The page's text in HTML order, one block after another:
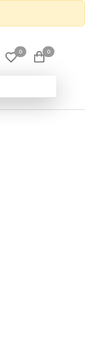
0 0